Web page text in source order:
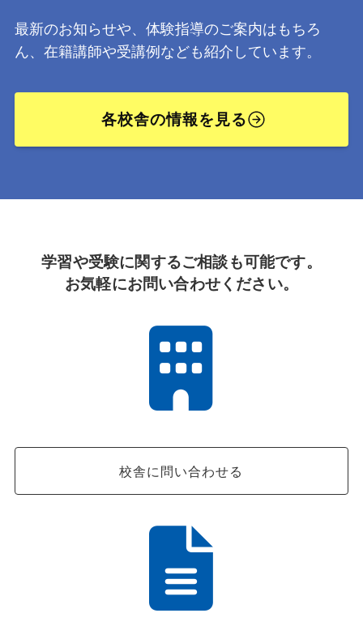
最新のお知らせや、体験指導のご案内はもちろ
ん、在籍講師や受講例なども紹介しています。
各校舎の情報を見る
学習や受験に関するご相談も可能です。
お気軽にお問い合わせください。
校舎に問い合わせる